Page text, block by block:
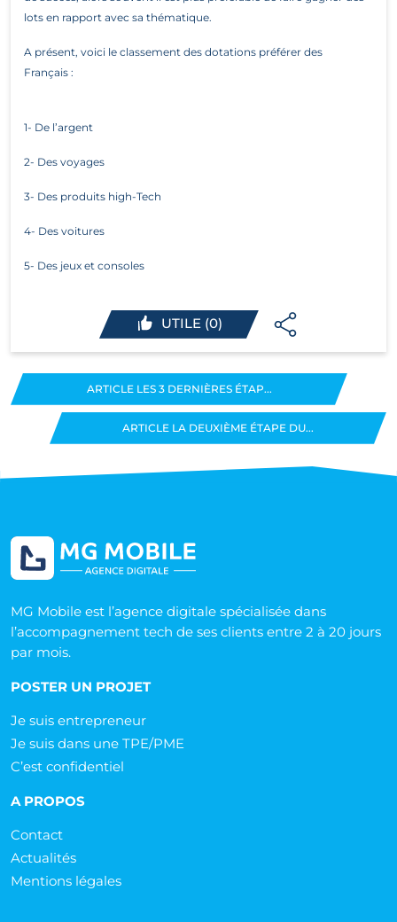
lots en rapport avec sa thématique.
A présent, voici le classement des dotations préférer des
Français :
1- De l’argent
2- Des voyages
3- Des produits high-Tech
4- Des voitures
5- Des jeux et consoles
UTILE (0)
ARTICLE LES 3 DERNIÈRES ÉTAP...
ARTICLE LA DEUXIÈME ÉTAPE DU...
MG Mobile est l’agence digitale spécialisée dans
l’accompagnement tech de ses clients entre 2 à 20 jours
par mois.
POSTER UN PROJET
Je suis entrepreneur
Je suis dans une TPE/PME
C’est confidentiel
A PROPOS
Contact
Actualités
Mentions légales